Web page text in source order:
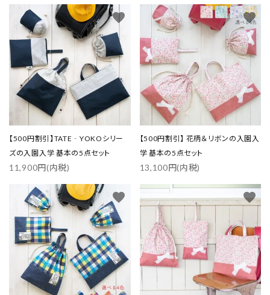
【500円割引】TATE‐YOKOシリー
ズの入園入学 基本の5点セット
11,900円(内税)
favorite
【500円割引】 花柄＆リボンの入園入
学 基本の5点セット
13,100円(内税)
favorite
favorite favorite